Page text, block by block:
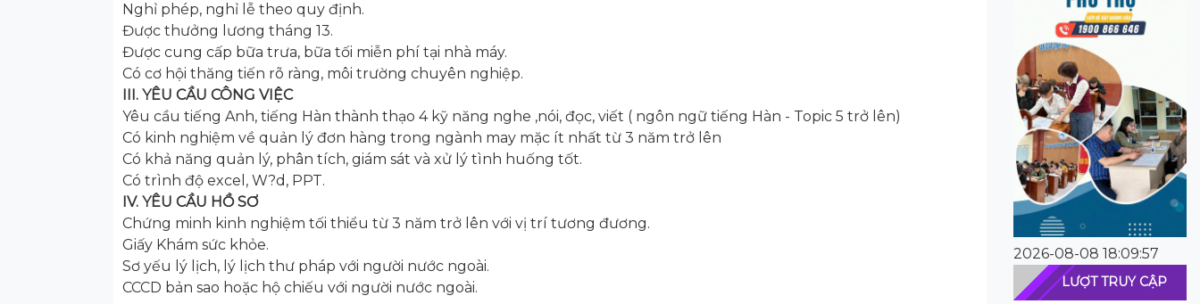
Nghỉ phép, nghỉ lễ theo quy định.
Được thưởng lương tháng 13.
Được cung cấp bữa trưa, bữa tối miễn phí tại nhà máy.
Có cơ hội thăng tiến rõ ràng, môi trường chuyên nghiệp.
III. YÊU CẦU CÔNG VIỆC
Yêu cầu tiếng Anh, tiếng Hàn thành thạo 4 kỹ năng nghe ,nói, đọc, viết ( ngôn ngữ tiếng Hàn - Topic 5 trở lên)
Có kinh nghiệm về quản lý đơn hàng trong ngành may mặc ít nhất từ 3 năm trở lên
Có khả năng quản lý, phân tích, giám sát và xử lý tình huống tốt.
Có trình độ excel, W?d, PPT.
IV. YÊU CẦU HỒ SƠ
Chứng minh kinh nghiệm tối thiểu từ 3 năm trở lên với vị trí tương đương.
Giấy Khám sức khỏe.
Sơ yếu lý lịch, lý lịch thư pháp với người nước ngoài.
CCCD bản sao hoặc hộ chiếu với người nước ngoài.
2026-08-08 18:09:57
LƯỢT TRUY CẬP